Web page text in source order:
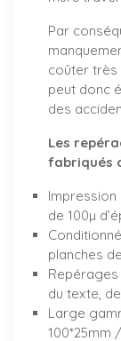
Par
coûter très
peut donc
des
Les
fabriqués
de 100µ
planches
du texte,
Large
100*25mm